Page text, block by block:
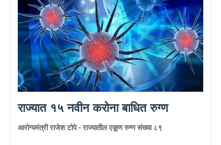
राज्यात १५ नवीन करोना बाधित रुग्ण
आरोग्यमंत्री राजेश टोपे - राज्यातील एकूण रुग्ण संख्या ८९